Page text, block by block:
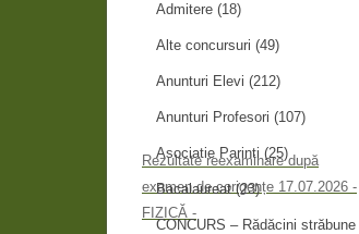
Rezultate reexaminare după
examen de corigențe 17.07.2026 -
FIZICĂ -
Admitere (18)
Alte concursuri (49)
Anunturi Elevi (212)
Anunturi Profesori (107)
Asociatie Parinti (25)
Bacalaureat(23)
CONCURS – Rădăcini străbune